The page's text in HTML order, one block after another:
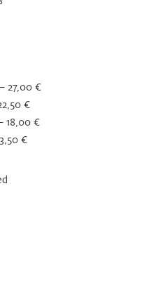
27,00 €
€
18,00 €
€